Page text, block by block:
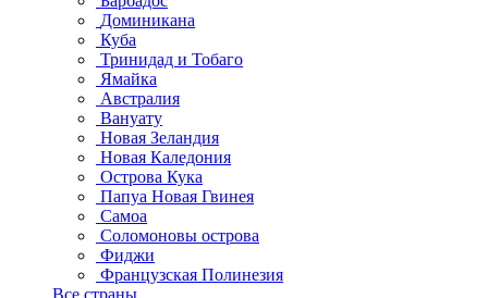
Доминикана
Куба
Тринидад и Тобаго
Ямайка
Австралия
Вануату
Новая Зеландия
Новая Каледония
Острова Кука
Папуа Новая Гвинея
Самоа
Соломоновы острова
Фиджи
Французская Полинезия
Все страны